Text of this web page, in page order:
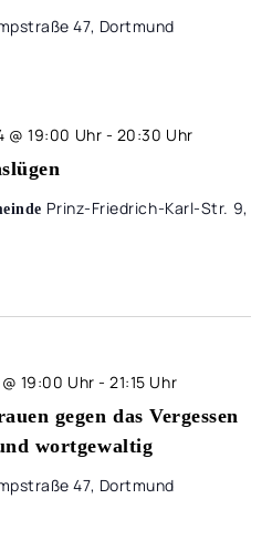
47, Dortmund
@ 19:00 Uhr - 20:30 Uhr
Prinz-Friedrich-Karl-Str. 9,
gegen das Vergessen
wortgewaltig
19:00 Uhr -21:15 Uhr
47, Dortmund